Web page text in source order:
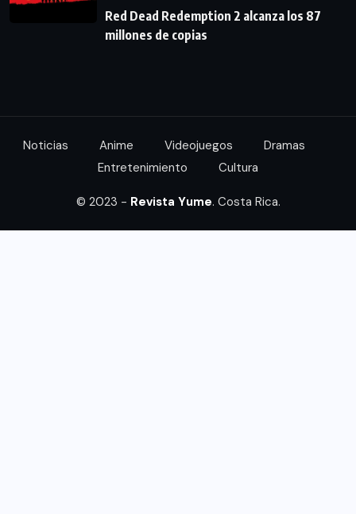
Red Dead Redemption 2 alcanza los 87
millones de copias
Noticias Anime Videojuegos
Dramas
Entretenimiento
Cultura
© 2023 - Revista Yume. Costa Rica.